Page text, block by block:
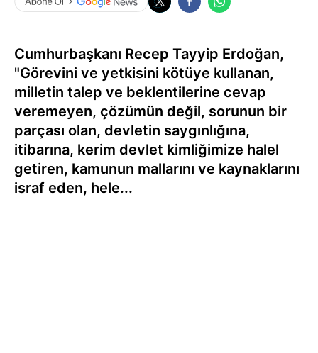
Cumhurbaşkanı Recep Tayyip Erdoğan,
"Görevini ve yetkisini kötüye kullanan,
milletin talep ve beklentilerine cevap
veremeyen, çözümün değil, sorunun bir
parçası olan, devletin saygınlığına,
itibarına, kerim devlet kimliğimize halel
getiren, kamunun mallarını ve kaynaklarını
israf eden, hele...